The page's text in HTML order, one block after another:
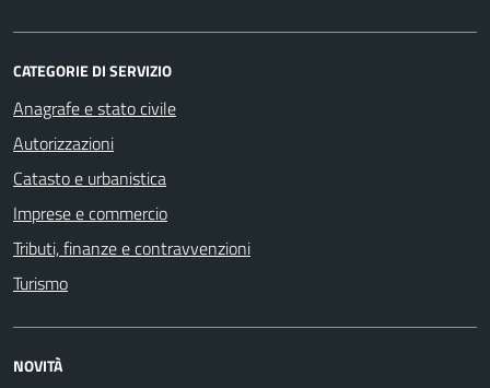
CATEGORIE DI SERVIZIO
Anagrafe e stato civile
Autorizzazioni
Catasto e urbanistica
Imprese e commercio
Tributi, finanze e contravvenzioni
Turismo
NOVITÀ